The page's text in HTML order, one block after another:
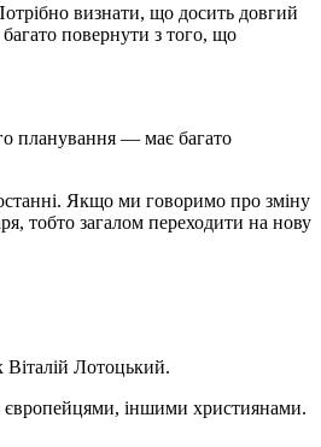
визнати, що досить довгий
повернути з того, що
планування — має багато
Якщо ми говоримо про зміну
тобто загалом переходити на нову
Віталій Лотоцький.
європейцями, іншими християнами.